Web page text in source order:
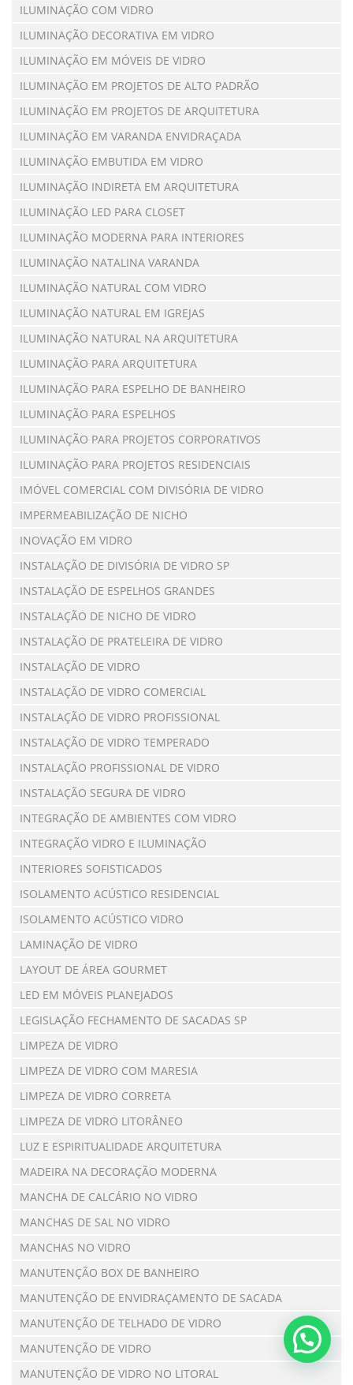
ILUMINAÇÃO COM VIDRO
ILUMINAÇÃO DECORATIVA EM VIDRO
ILUMINAÇÃO EM MÓVEIS DE VIDRO
ILUMINAÇÃO EM PROJETOS DE ALTO PADRÃO
ILUMINAÇÃO EM PROJETOS DE ARQUITETURA
ILUMINAÇÃO EM VARANDA ENVIDRAÇADA
ILUMINAÇÃO EMBUTIDA EM VIDRO
ILUMINAÇÃO INDIRETA EM ARQUITETURA
ILUMINAÇÃO LED PARA CLOSET
ILUMINAÇÃO MODERNA PARA INTERIORES
ILUMINAÇÃO NATALINA VARANDA
ILUMINAÇÃO NATURAL COM VIDRO
ILUMINAÇÃO NATURAL EM IGREJAS
ILUMINAÇÃO NATURAL NA ARQUITETURA
ILUMINAÇÃO PARA ARQUITETURA
ILUMINAÇÃO PARA ESPELHO DE BANHEIRO
ILUMINAÇÃO PARA ESPELHOS
ILUMINAÇÃO PARA PROJETOS CORPORATIVOS
ILUMINAÇÃO PARA PROJETOS RESIDENCIAIS
IMÓVEL COMERCIAL COM DIVISÓRIA DE VIDRO
IMPERMEABILIZAÇÃO DE NICHO
INOVAÇÃO EM VIDRO
INSTALAÇÃO DE DIVISÓRIA DE VIDRO SP
INSTALAÇÃO DE ESPELHOS GRANDES
INSTALAÇÃO DE NICHO DE VIDRO
INSTALAÇÃO DE PRATELEIRA DE VIDRO
INSTALAÇÃO DE VIDRO
INSTALAÇÃO DE VIDRO COMERCIAL
INSTALAÇÃO DE VIDRO PROFISSIONAL
INSTALAÇÃO DE VIDRO TEMPERADO
INSTALAÇÃO PROFISSIONAL DE VIDRO
INSTALAÇÃO SEGURA DE VIDRO
INTEGRAÇÃO DE AMBIENTES COM VIDRO
INTEGRAÇÃO VIDRO E ILUMINAÇÃO
INTERIORES SOFISTICADOS
ISOLAMENTO ACÚSTICO RESIDENCIAL
ISOLAMENTO ACÚSTICO VIDRO
LAMINAÇÃO DE VIDRO
LAYOUT DE ÁREA GOURMET
LED EM MÓVEIS PLANEJADOS
LEGISLAÇÃO FECHAMENTO DE SACADAS SP
LIMPEZA DE VIDRO
LIMPEZA DE VIDRO COM MARESIA
LIMPEZA DE VIDRO CORRETA
LIMPEZA DE VIDRO LITORÂNEO
LUZ E ESPIRITUALIDADE ARQUITETURA
MADEIRA NA DECORAÇÃO MODERNA
MANCHA DE CALCÁRIO NO VIDRO
MANCHAS DE SAL NO VIDRO
MANCHAS NO VIDRO
MANUTENÇÃO BOX DE BANHEIRO
MANUTENÇÃO DE ENVIDRAÇAMENTO DE SACADA
MANUTENÇÃO DE TELHADO DE VIDRO
MANUTENÇÃO DE VIDRO
MANUTENÇÃO DE VIDRO NO LITORAL